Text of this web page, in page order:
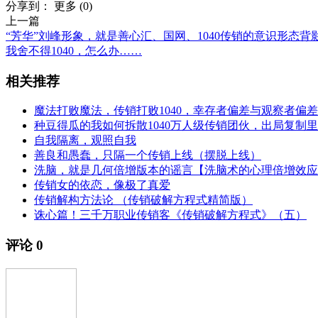
分享到： 更多 (0)
上一篇
“芳华”刘峰形象，就是善心汇、国网、1040传销的意识形态背
我舍不得1040，怎么办……
相关推荐
魔法打败魔法，传销打败1040，幸存者偏差与观察者偏差
种豆得瓜的我如何拆散1040万人级传销团伙，出局复制
自我隔离，观照自我
善良和愚蠢，只隔一个传销上线（摆脱上线）
洗脑，就是几何倍增版本的谣言【洗脑术的心理倍增效应
传销女的依恋，像极了真爱
传销解构方法论 （传销破解方程式精简版）
诛心篇！三千万职业传销客《传销破解方程式》（五）
评论0